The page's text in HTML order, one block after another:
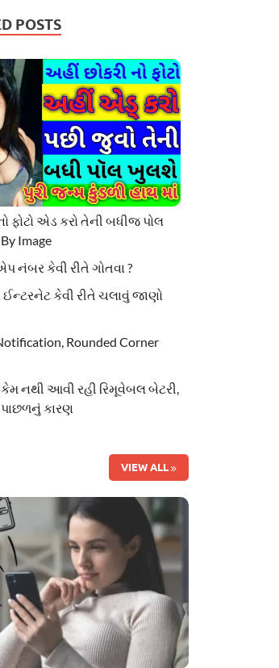
POSTS
ફોટો એડ કરો તેની બધીજ પોલ
Image
નંબર કેવી રીતે ગોતવા ?
ઈન્ટરનેટ કેવી રીતે ચલાવું જાણો
Rounded Corner
કેમ નથી આવી રહી રિમૂવેબલ બેટરી,
કારણ
VIEW ALL